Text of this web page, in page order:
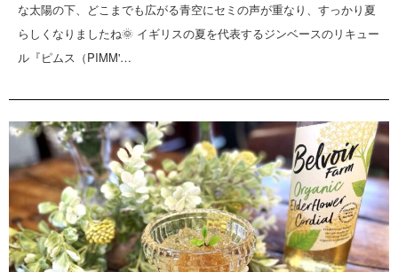
な太陽の下、どこまでも広がる青空にセミの声が重なり、すっかり夏
らしくなりましたね🌞 イギリスの夏を代表するジンベースのリキュー
ル『ピムス（PIMM'…